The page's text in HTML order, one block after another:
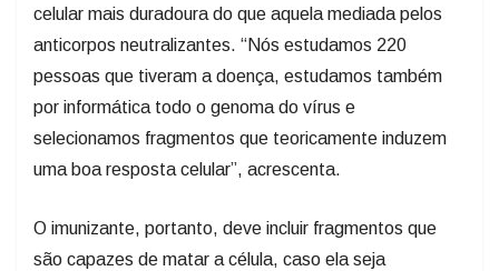
celular mais duradoura do que aquela mediada pelos
anticorpos neutralizantes. “Nós estudamos 220
pessoas que tiveram a doença, estudamos também
por informática todo o genoma do vírus e
selecionamos fragmentos que teoricamente induzem
uma boa resposta celular”, acrescenta.
O imunizante, portanto, deve incluir fragmentos que
são capazes de matar a célula, caso ela seja